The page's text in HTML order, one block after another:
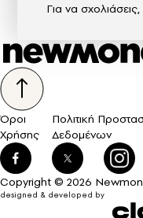
Για να
Όροι
Χρήσης
Πολιτική
Δεδομένων
Copyright © 2026
designed & developed by